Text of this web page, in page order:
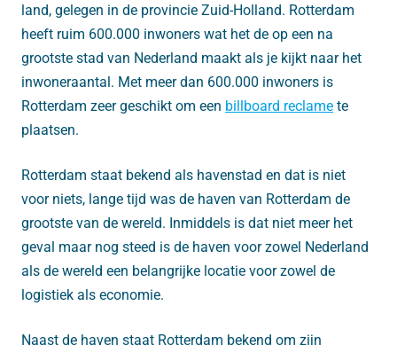
land, gelegen in de provincie Zuid-Holland. Rotterdam
heeft ruim 600.000 inwoners wat het de op een na
grootste stad van Nederland maakt als je kijkt naar het
inwoneraantal. Met meer dan 600.000 inwoners is
Rotterdam zeer geschikt om een billboard reclame te
plaatsen.
Rotterdam staat bekend als havenstad en dat is niet
voor niets, lange tijd was de haven van Rotterdam de
grootste van de wereld. Inmiddels is dat niet meer het
geval maar nog steed is de haven voor zowel Nederland
als de wereld een belangrijke locatie voor zowel de
logistiek als economie.
Naast de haven staat Rotterdam bekend om zijn